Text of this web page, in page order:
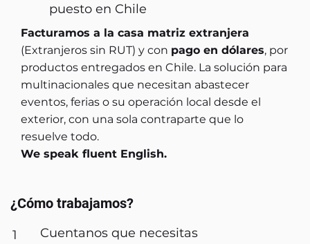
puesto en Chile
Facturamos a la casa matriz extranjera
(Extranjeros sin RUT) y con pago en dólares, por
productos entregados en Chile. La solución para
multinacionales que necesitan abastecer
eventos, ferias o su operación local desde el
exterior, con una sola contraparte que lo
resuelve todo.
We speak fluent English.
¿Cómo trabajamos?
1 Cuentanos que necesitas